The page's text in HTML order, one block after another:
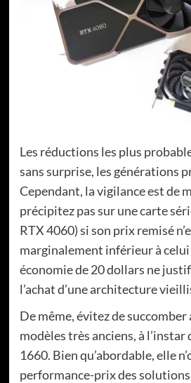
Les réductions les plus
sans surprise, les générations
Cependant, la vigilance est de
précipitez pas sur une carte
RTX 4060) si son prix remisé
marginalement inférieur à celui
économie de 20 dollars ne
l’achat d’une architecture
De même, évitez de succomber
modèles très anciens, à l’instar
1660. Bien qu’abordable, elle
performance-prix des